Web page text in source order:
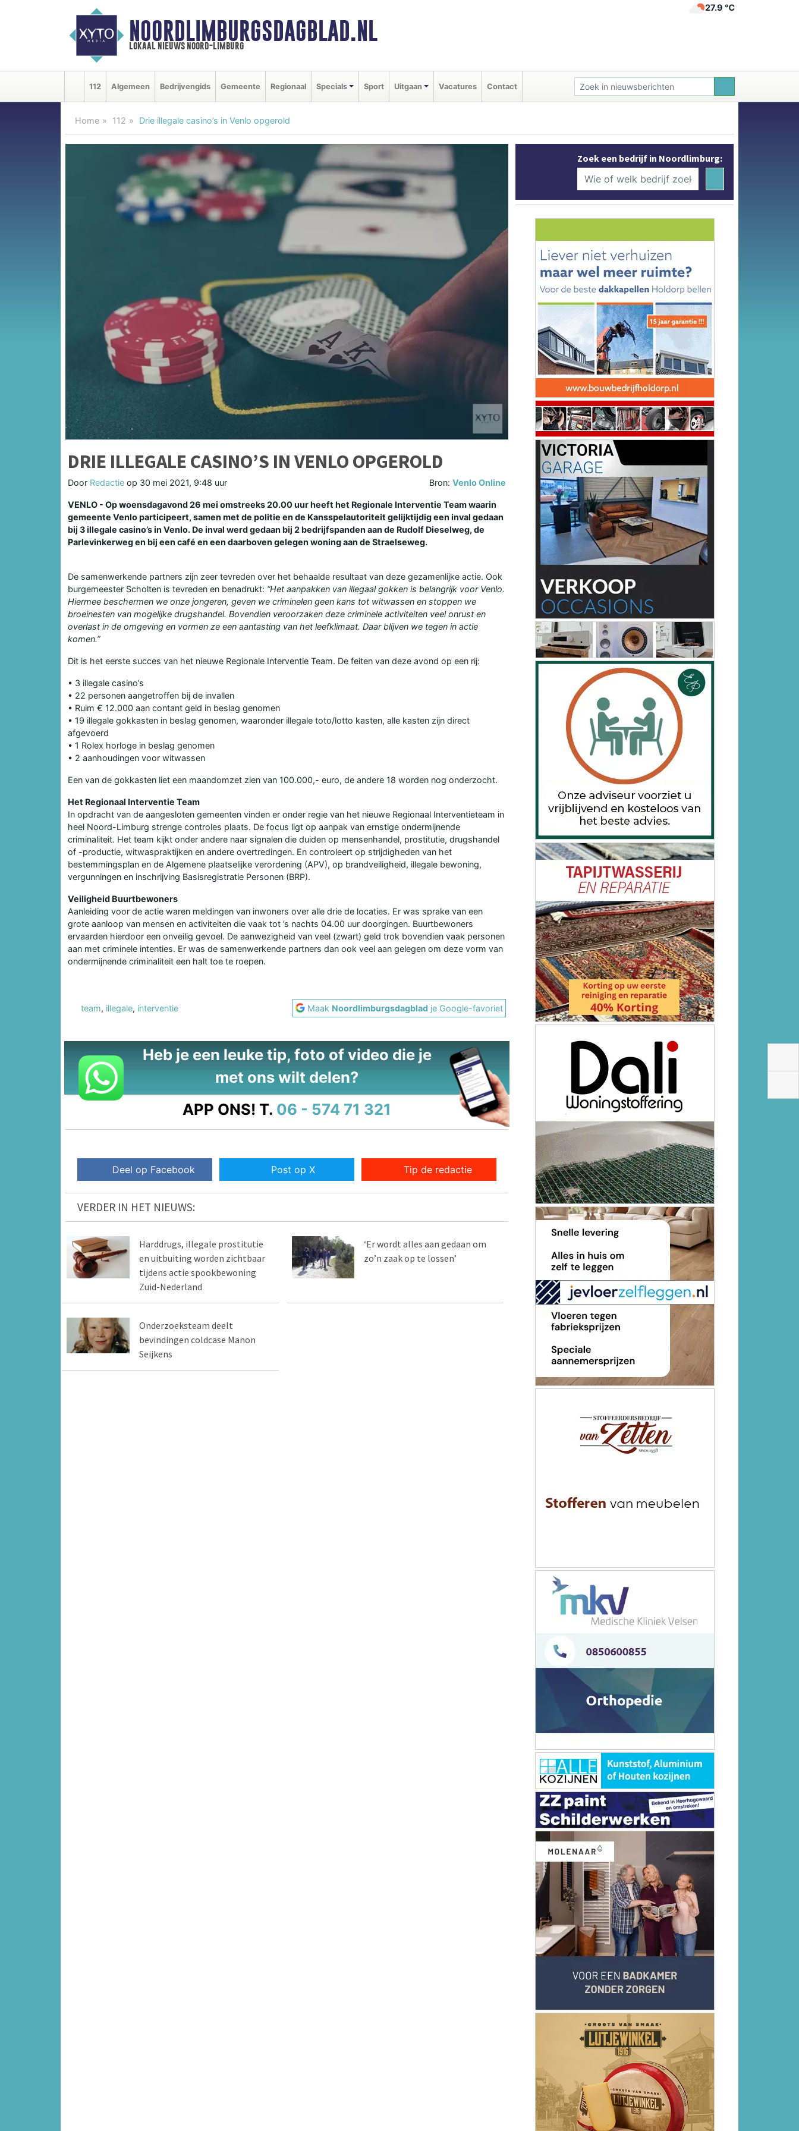
NOORDLIMBURGSDAGBLAD.NL
lokaal nieuws noord-limburg
27.9 ℃
112 Algemeen Bedrijvengids Gemeente Regionaal Specials Sport Uitgaan Vacatures Contact
Home 112 Drie illegale casino’s in Venlo opgerold
DRIE ILLEGALE CASINO’S IN VENLO OPGEROLD
Door Redactie op 30 mei 2021, 9:48 uur Bron:Venlo Online
VENLO - Op woensdagavond 26 mei omstreeks 20.00 uur heeft het Regionale Interventie Team waarin
gemeente Venlo participeert, samen met de politie en de Kansspelautoriteit gelijktijdig een inval gedaan
bij 3 illegale casino’s in Venlo. De inval werd gedaan bij 2 bedrijfspanden aan de Rudolf Dieselweg, de
Parlevinkerweg en bij een café en een daarboven gelegen woning aan de Straelseweg.
De samenwerkende partners zijn zeer tevreden over het behaalde resultaat van deze gezamenlijke actie. Ook
burgemeester Scholten is tevreden en benadrukt: “Het aanpakken van illegaal gokken is belangrijk voor Venlo.
Hiermee beschermen we onze jongeren, geven we criminelen geen kans tot witwassen en stoppen we
broeinesten van mogelijke drugshandel. Bovendien veroorzaken deze criminele activiteiten veel onrust en
overlast in de omgeving en vormen ze een aantasting van het leefklimaat. Daar blijven we tegen in actie
komen.”
Dit is het eerste succes van het nieuwe Regionale Interventie Team. De feiten van deze avond op een rij:
• 3 illegale casino’s
• 22 personen aangetroffen bij de invallen
• Ruim € 12.000 aan contant geld in beslag genomen
• 19 illegale gokkasten in beslag genomen, waaronder illegale toto/lotto kasten, alle kasten zijn direct
afgevoerd
• 1 Rolex horloge in beslag genomen
• 2 aanhoudingen voor witwassen
Een van de gokkasten liet een maandomzet zien van 100.000,- euro, de andere 18 worden nog onderzocht.
Het Regionaal Interventie Team
In opdracht van de aangesloten gemeenten vinden er onder regie van het nieuwe Regionaal Interventieteam in
heel Noord-Limburg strenge controles plaats. De focus ligt op aanpak van ernstige ondermijnende
criminaliteit. Het team kijkt onder andere naar signalen die duiden op mensenhandel, prostitutie, drugshandel
of -productie, witwaspraktijken en andere overtredingen. En controleert op strijdigheden van het
bestemmingsplan en de Algemene plaatselijke verordening (APV), op brandveiligheid, illegale bewoning,
vergunningen en inschrijving Basisregistratie Personen (BRP).
Veiligheid Buurtbewoners
Aanleiding voor de actie waren meldingen van inwoners over alle drie de locaties. Er was sprake van een
grote aanloop van mensen en activiteiten die vaak tot ’s nachts 04.00 uur doorgingen. Buurtbewoners
ervaarden hierdoor een onveilig gevoel. De aanwezigheid van veel (zwart) geld trok bovendien vaak personen
aan met criminele intenties. Er was de samenwerkende partners dan ook veel aan gelegen om deze vorm van
ondermijnende criminaliteit een halt toe te roepen.
team, illegale, interventie Maak Noordlimburgsdagblad je Google-favoriet
Heb je een leuke tip, foto of video die je
met ons wilt delen?
APP ONS! T. 06 - 574 71 321
Deel op Facebook Post op X Tip de redactie
VERDER IN HET NIEUWS:
Harddrugs, illegale prostitutie
en uitbuiting worden zichtbaar
tijdens actie spookbewoning
Zuid-Nederland
‘Er wordt alles aan gedaan om
zo’n zaak op te lossen’
Onderzoeksteam deelt
bevindingen coldcase Manon
Seijkens
Zoek een bedrijf in Noordlimburg: